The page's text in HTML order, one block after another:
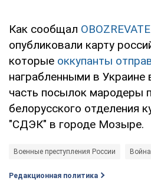
Как сообщал
опубликовали карту
которые оккупанты
награбленными в
часть посылок мародеры
белорусского отделения
"СДЭК" в городе Мозыре.
Военные преступления России
Редакционная политика